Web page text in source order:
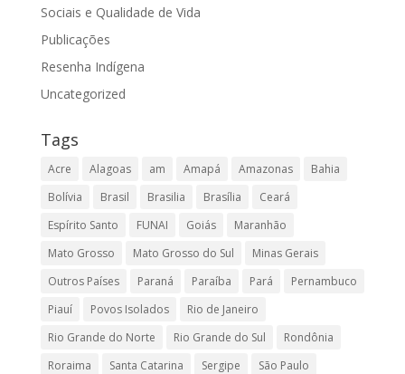
Sociais e Qualidade de Vida
Publicações
Resenha Indígena
Uncategorized
Tags
Acre Alagoas am Amapá Amazonas
Bahia
Bolívia
Brasil Brasilia Brasília
Ceará
Espírito Santo
FUNAI Goiás
Maranhão
Mato Grosso
Mato Grosso do Sul
Minas Gerais
Outros Países
Paraná Paraíba Pará
Pernambuco
Piauí
Povos Isolados
Rio de Janeiro
Rio Grande do Norte
Rio Grande do Sul
Rondônia
Roraima
Santa Catarina Sergipe
São Paulo